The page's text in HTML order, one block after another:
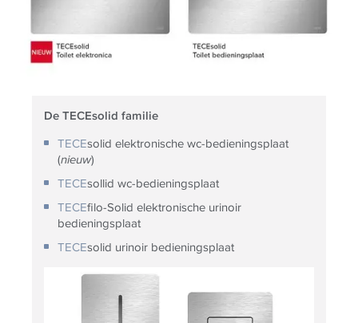
De TECEsolid familie
TECEsolid elektronische wc-bedieningsplaat
(nieuw)
TECEsollid wc-bedieningsplaat
TECEfilo-Solid elektronische urinoir
bedieningsplaat
TECEsolid urinoir bedieningsplaat